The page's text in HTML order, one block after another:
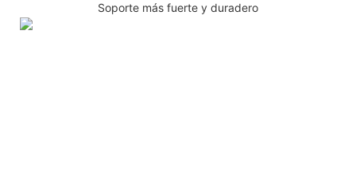
Soporte más fuerte y duradero